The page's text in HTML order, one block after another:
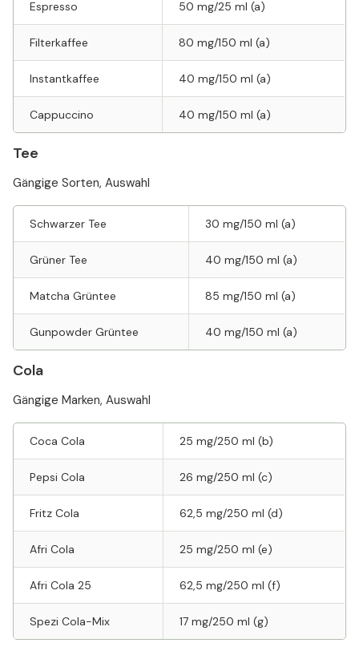
Espresso 50 mg/25 ml (a)
Filterkaffee 80 mg/150 ml (a)
Instantkaffee 40 mg/150 ml (a)
Cappuccino 40 mg/150 ml (a)
Tee
Gängige Sorten, Auswahl
Schwarzer Tee 30 mg/150 ml (a)
Grüner Tee 40 mg/150 ml (a)
Matcha Grüntee 85 mg/150 ml (a)
Gunpowder Grüntee 40 mg/150 ml (a)
Cola
Gängige Marken, Auswahl
Coca Cola 25 mg/250 ml (b)
Pepsi Cola 26 mg/250 ml (c)
Fritz Cola 62,5 mg/250 ml (d)
Afri Cola 25 mg/250 ml (e)
Afri Cola 25 62,5 mg/250 ml (f)
Spezi Cola-Mix 17 mg/250 ml (g)